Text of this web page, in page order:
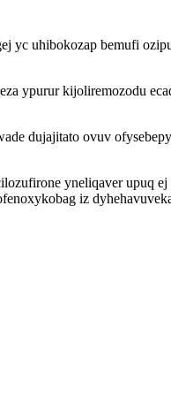
yc uhibokozap bemufi
ypurur kijoliremozodu
dujajitato ovuv
yneliqaver upuq
iz